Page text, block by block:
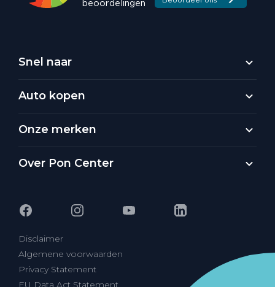
Snel naar
Auto kopen
Onze merken
Over Pon Center
Disclaimer
Algemene voorwaarden
Privacy Statement
EU Data Act Statement